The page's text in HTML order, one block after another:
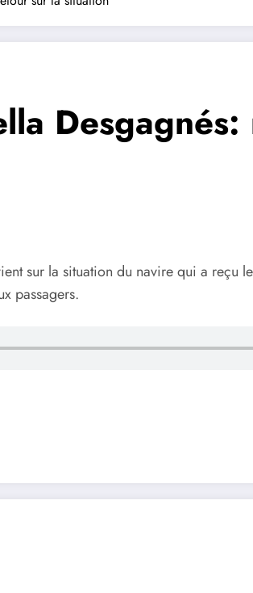
sur la situation du navire qui a reçu
passagers.